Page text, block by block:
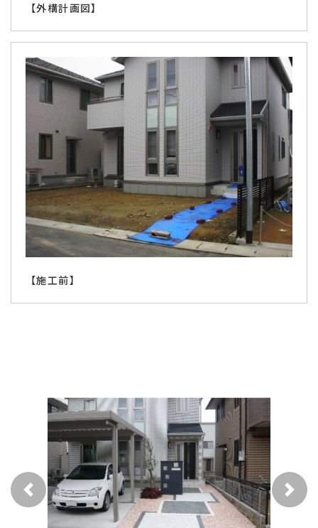
ホーム
会社紹介
受賞歴
施工実績
お客様の声
お知らせ・ブログ
ローンについて
よくあるご質問
【外構計画図】
【施工前】
前へ 次へ